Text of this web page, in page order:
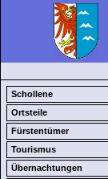
Schollene
Ortsteile
Fürstentümer
Tourismus
Übernachtungen